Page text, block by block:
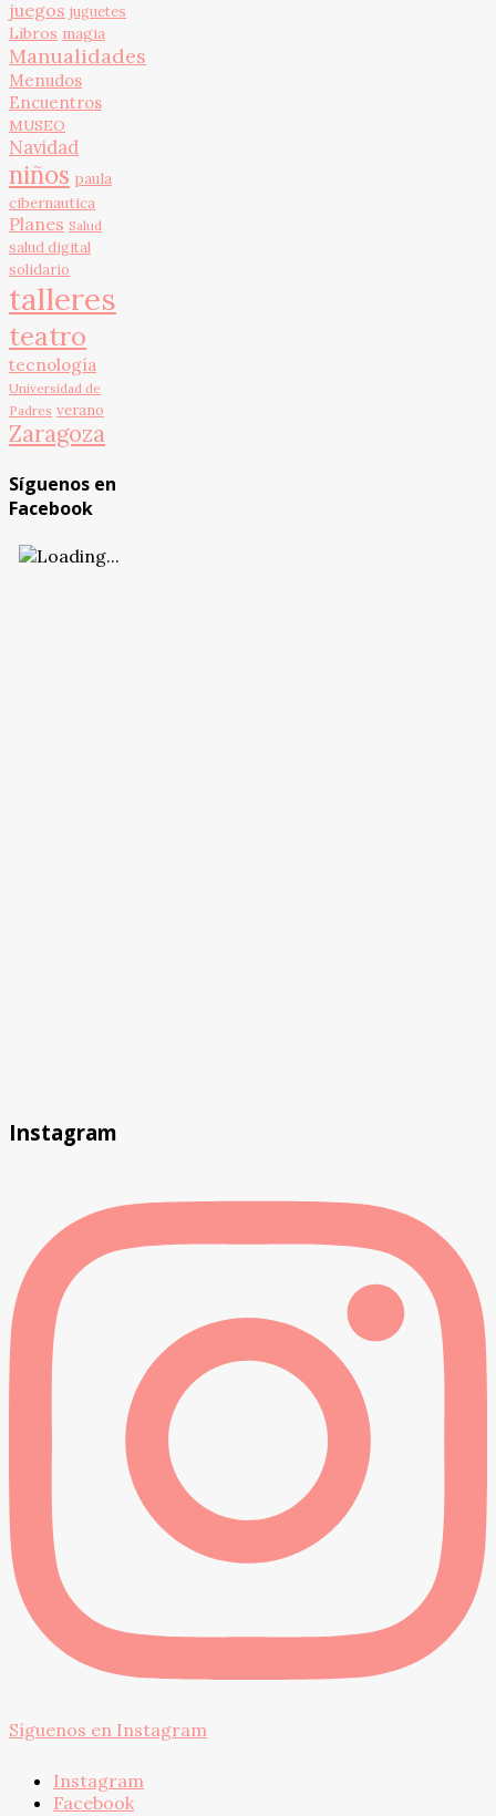
juegos juguetes
Libros magia
Manualidades
Menudos
Encuentros
MUSEO
Navidad
niños paula
cibernautica
Planes Salud
salud digital
solidario
talleres
teatro
tecnología
Universidad de
Padres verano
Zaragoza
Síguenos en
Facebook
Instagram
Síguenos en Instagram
Instagram
Facebook